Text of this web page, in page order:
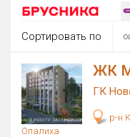
Округ
Все
Все
Цена
от
Сортировать по
ЖК
ГК
р-н
Опалиха